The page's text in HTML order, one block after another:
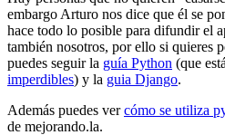
embargo Arturo nos dice que él se
hace todo lo posible para difundir el
también nosotros, por ello si quieres
puedes seguir la guía Python (que
imperdibles) y la guia Django.
Además puedes vercómo se utiliza
de mejorando.la.